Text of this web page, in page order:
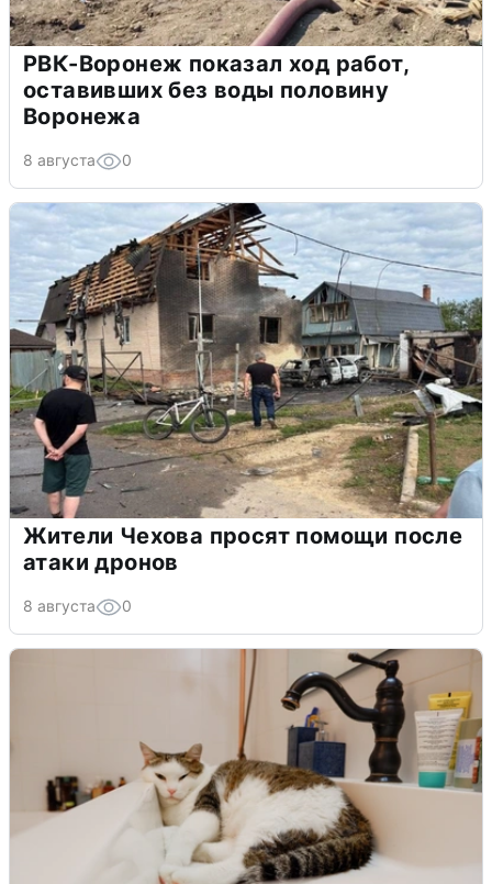
РВК-Воронеж показал ход работ,
оставивших без воды половину
Воронежа
8 августа 0
Жители Чехова просят помощи после
атаки дронов
8 августа 0